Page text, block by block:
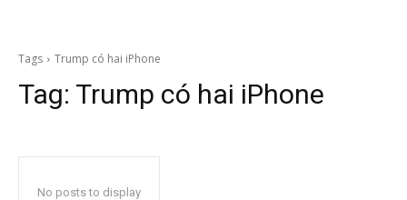
Tags Trump có hai iPhone
Tag: Trump có hai iPhone
No posts to display